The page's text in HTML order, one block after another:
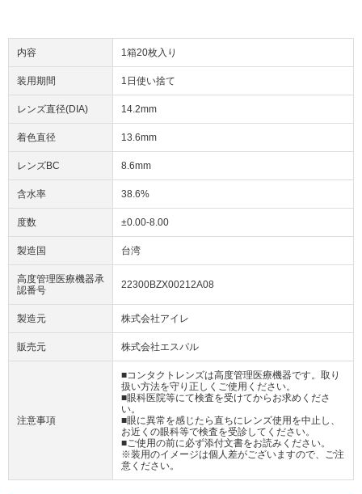
内容 1箱20枚入り
装用期間 1日使い捨て
レンズ直径(DIA) 14.2mm
着色直径 13.6mm
レンズBC 8.6mm
含水率 38.6%
度数 ±0.00-8.00
製造国 台湾
高度管理医療機器承
認番号
22300BZX00212A08
製造元 株式会社アイレ
販売元 株式会社エスパル
注意事項
■コンタクトレンズは高度管理医療機器です。取り
扱い方法を守り正しくご使用ください。
■眼科医院等にて検査を受けてからお求めくださ
い。
■眼に異常を感じたら直ちにレンズ使用を中止し、
お近くの眼科等で検査を受診してください。
■ご使用の前に必ず添付文書をお読みください。
※装用のイメージは個人差がございますので、ご注
意ください。